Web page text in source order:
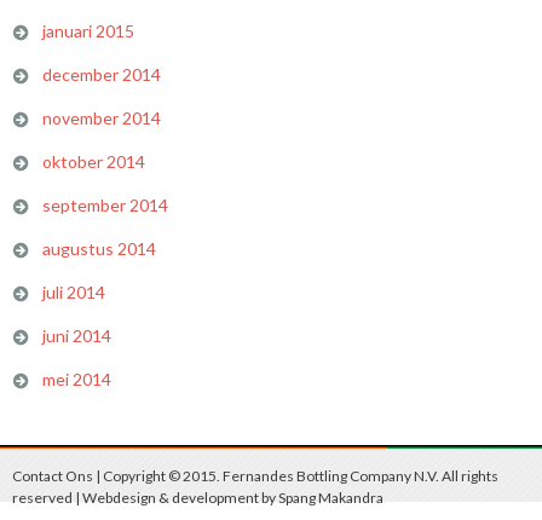
januari 2015
december 2014
november 2014
oktober 2014
september 2014
augustus 2014
juli 2014
juni 2014
mei 2014
Contact Ons | Copyright © 2015. Fernandes Bottling Company N.V. All rights
reserved | Webdesign & development bySpang Makandra